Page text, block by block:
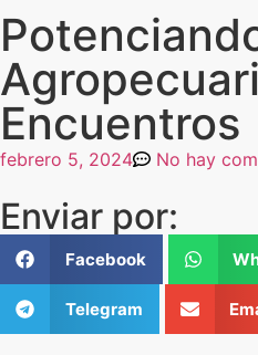
Encuentros
febrero 5, 2024 No hay
Enviar por:
Facebook
Telegram